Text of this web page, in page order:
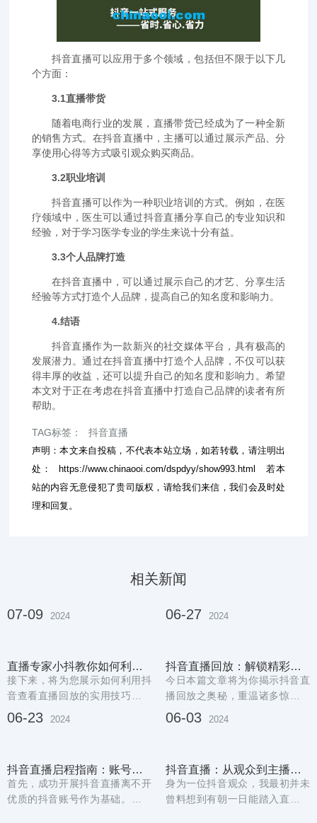
抖音直播可以应用于多个领域，包括但不限于以下几
个方面：
3.1直播带货
随着电商行业的发展，直播带货已经成为了一种全新
的销售方式。在抖音直播中，主播可以通过展示产品、分
享使用心得等方式吸引观众购买商品。
3.2职业培训
抖音直播可以作为一种职业培训的方式。例如，在医
疗领域中，医生可以通过抖音直播分享自己的专业知识和
经验，对于学习医学专业的学生来说十分有益。
3.3个人品牌打造
在抖音直播中，可以通过展示自己的才艺、分享生活
经验等方式打造个人品牌，提高自己的知名度和影响力。
4.结语
抖音直播作为一款新兴的社交媒体平台，具有极高的
发展潜力。通过在抖音直播中打造个人品牌，不仅可以获
得丰厚的收益，还可以提升自己的知名度和影响力。希望
本文对于正在考虑在抖音直播中打造自己品牌的读者有所
帮助。
TAG标签： 抖音直播
声明：本文来自投稿，不代表本站立场，如若转载，请注明出
处：
https://www.chinaooi.com/dspdyy/show993.html
若本
站的内容无意侵犯了贵司版权，请给我们来信，我们会及时处
理和回复。
相关新闻
07-09 2024
直播专家小抖教你如何利用抖音查看直播回放的实用技巧
接下来，将为您展示如何利用抖
音查看直播回放的实用技巧。在
使用抖音时，可通过其回放下载
功能实现此目的。...
06-27 2024
抖音直播回放：解锁精彩瞬间，重温主播风采
今日本篇文章将为你揭示抖音直
播回放之奥秘，重温诸多惊艳时
刻，领略主播风采。直播回放犹
如一把时光之钥，...
06-23 2024
抖音直播启程指南：账号打造与权限获取全攻略
首先，成功开展抖音直播离不开
优质的抖音账号作为基础。第二
06-03 2024
抖音直播：从观众到主播的成长之路与魅力所在
身为一位抖音观众，我最初并未
曾料想到有朝一日能踏入直播行